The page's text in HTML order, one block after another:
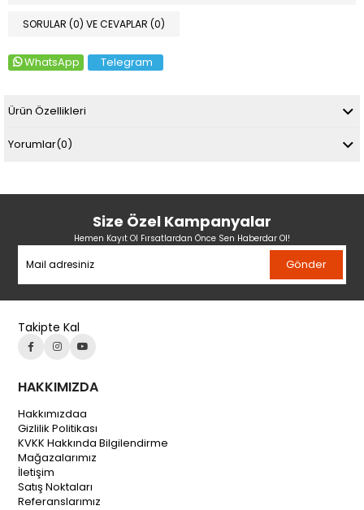
SORULAR (0) VE CEVAPLAR (0)
WhatsApp Telegram
Ürün Özellikleri
Yorumlar(0)
Size Özel Kampanyalar
Hemen Kayıt Ol Fırsatlardan Önce Sen Haberdar Ol!
Gönder
Takipte Kal
HAKKIMIZDA
Hakkımızdaa
Gizlilik Politikası
KVKK Hakkında Bilgilendirme
Mağazalarımız
İletişim
Satış Noktaları
Referanslarımız